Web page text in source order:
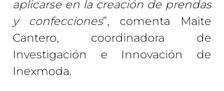
aplicarse en la creación de prendas
y confecciones”, comenta Maite
Cantero, coordinadora de
Investigación e Innovación de
Inexmoda.